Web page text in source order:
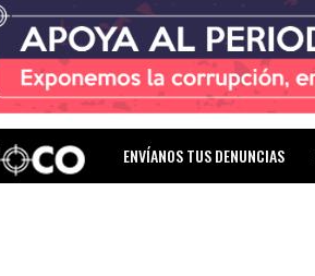
ENVÍANOS TUS DENUNCIAS